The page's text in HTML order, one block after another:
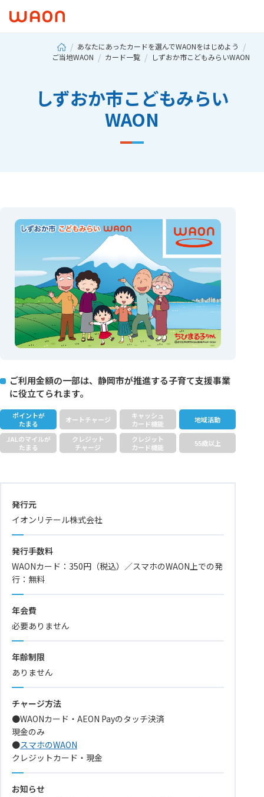
あなたにあったカードを選んでWAONをはじめよう
ご当地WAON
カード一覧 しずおか市こどもみらいWAON
しずおか市こどもみらい
WAON
ご利用金額の一部は、静岡市が推進する子育て支援事業
に役立てられます。
ポイントが
たまる
オートチャージ
キャッシュ
カード機能
地域活動
JALのマイルが
たまる
クレジット
チャージ
クレジット
カード機能
55歳以上
発行元
イオンリテール株式会社
発行手数料
WAONカード：350円（税込）／スマホのWAON上での発
行：無料
年会費
必要ありません
年齢制限
ありません
チャージ方法
●WAONカード・AEON Payのタッチ決済
現金のみ
●スマホのWAON
クレジットカード・現金
お知らせ